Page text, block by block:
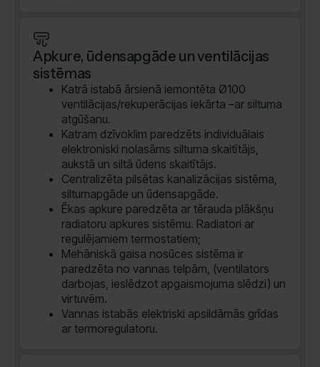
Apkure, ūdensapgāde un ventilācijas
sistēmas
Katrā istabā ārsienā iemontēta Ø100
ventilācijas/rekuperācijas iekārta –ar siltuma
atgūšanu.
Katram dzīvoklim paredzēts individuālais
elektroniski nolasāms siltuma skaitītājs,
aukstā un siltā ūdens skaitītājs.
Centralizēta pilsētas kanalizācijas sistēma,
siltumapgāde un ūdensapgāde.
Ēkas apkure paredzēta ar tērauda plākšņu
radiatoru apkures sistēmu. Radiatori ar
regulējamiem termostatiem;
Mehāniskā gaisa nosūces sistēma ir
paredzēta no vannas telpām, (ventilators
darbojas, ieslēdzot apgaismojuma slēdzi) un
virtuvēm.
Vannas istabās elektriski apsildāmās grīdas
ar termoregulatoru.